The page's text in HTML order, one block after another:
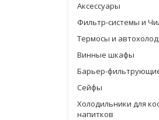
Аксессуары
Фильтр-системы и
Термосы и
Винные шкафы
Барьер-
Сейфы
Холодильники для
напитков